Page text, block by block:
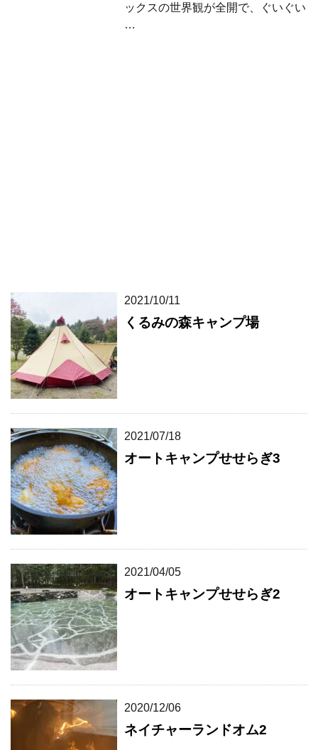
ックスの世界観が全開で、ぐいぐい
…
2021/10/11
くるみの森キャンプ場
2021/07/18
オートキャンプせせらぎ3
2021/04/05
オートキャンプせせらぎ2
2020/12/06
ネイチャーランドオム2